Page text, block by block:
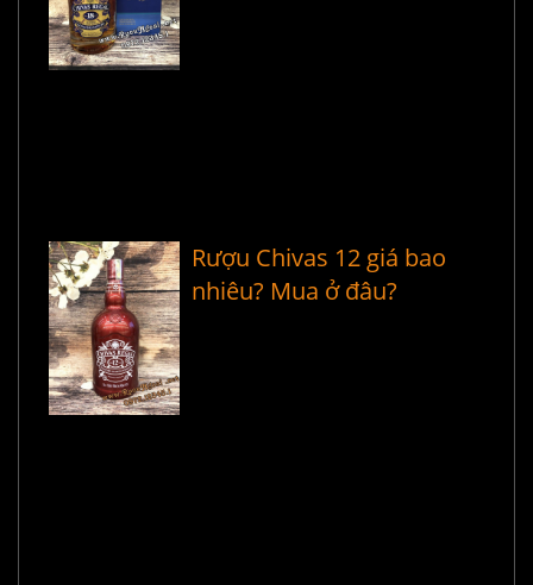
Rượu Chivas 12 giá bao
nhiêu? Mua ở đâu?